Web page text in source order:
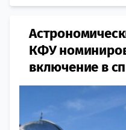
КФУ
включение в